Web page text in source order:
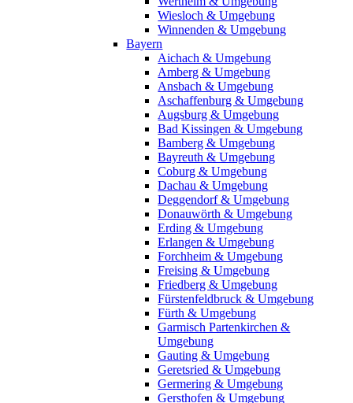
Wiesloch & Umgebung
Winnenden & Umgebung
Bayern
Aichach & Umgebung
Amberg & Umgebung
Ansbach & Umgebung
Aschaffenburg & Umgebung
Augsburg & Umgebung
Bad Kissingen & Umgebung
Bamberg & Umgebung
Bayreuth & Umgebung
Coburg & Umgebung
Dachau & Umgebung
Deggendorf & Umgebung
Donauwörth & Umgebung
Erding & Umgebung
Erlangen & Umgebung
Forchheim & Umgebung
Freising & Umgebung
Friedberg & Umgebung
Fürstenfeldbruck & Umgebung
Fürth & Umgebung
Garmisch Partenkirchen &
Umgebung
Gauting & Umgebung
Geretsried & Umgebung
Germering & Umgebung
Gersthofen & Umgebung